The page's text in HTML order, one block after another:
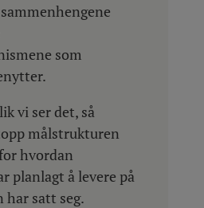
som
vi ser det, så
målstrukturen
hvordan
planlagt å levere på
har satt seg.